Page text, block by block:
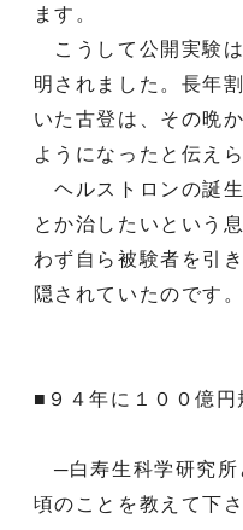
ます。
こうして公開実験
明されました。長年
いた古登は、その晩
ようになったと伝え
ヘルストロンの誕
とか治したいという
わず自ら被験者を引
隠されていたのです。
■９４年に１００億円
─白寿生科学研究所
頃のことを教えて下さ